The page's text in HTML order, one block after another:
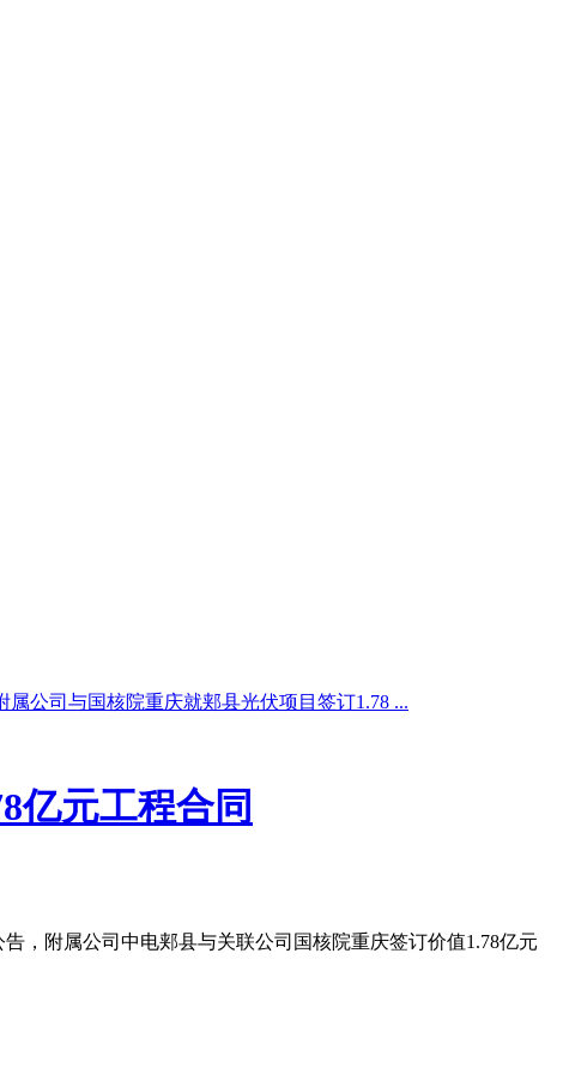
属公司与国核院重庆就郏县光伏项目签订1.78 ...
亿元工程合同
附属公司中电郏县与关联公司国核院重庆签订价值1.78亿元